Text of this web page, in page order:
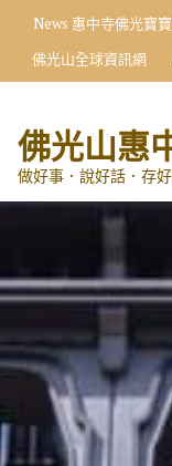
content
News 惠中寺佛光寶
佛光山全球資訊網
佛光山惠
做好事．說好話．存